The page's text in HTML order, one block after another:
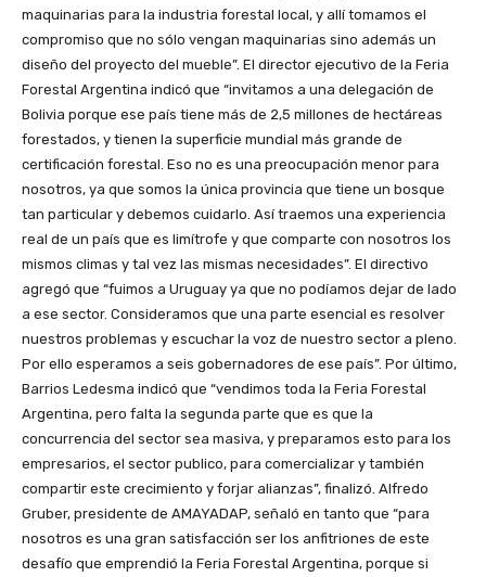
maquinarias para la industria forestal local, y allí tomamos el
compromiso que no sólo vengan maquinarias sino además un
diseño del proyecto del mueble”. El director ejecutivo de la Feria
Forestal Argentina indicó que “invitamos a una delegación de
Bolivia porque ese país tiene más de 2,5 millones de hectáreas
forestados, y tienen la superficie mundial más grande de
certificación forestal. Eso no es una preocupación menor para
nosotros, ya que somos la única provincia que tiene un bosque
tan particular y debemos cuidarlo. Así traemos una experiencia
real de un país que es limítrofe y que comparte con nosotros los
mismos climas y tal vez las mismas necesidades”. El directivo
agregó que “fuimos a Uruguay ya que no podíamos dejar de lado
a ese sector. Consideramos que una parte esencial es resolver
nuestros problemas y escuchar la voz de nuestro sector a pleno.
Por ello esperamos a seis gobernadores de ese país”. Por último,
Barrios Ledesma indicó que “vendimos toda la Feria Forestal
Argentina, pero falta la segunda parte que es que la
concurrencia del sector sea masiva, y preparamos esto para los
empresarios, el sector publico, para comercializar y también
compartir este crecimiento y forjar alianzas”, finalizó. Alfredo
Gruber, presidente de AMAYADAP, señaló en tanto que “para
nosotros es una gran satisfacción ser los anfitriones de este
desafío que emprendió la Feria Forestal Argentina, porque si